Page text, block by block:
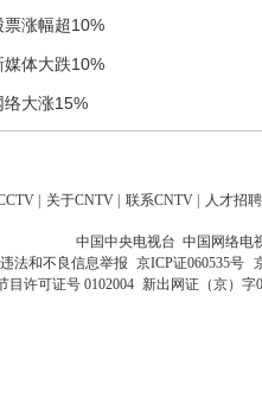
涨幅超10%
体大跌10%
络大涨15%
| 关于CNTV | 联系CNTV | 人才招聘
中国中央电视台 中国网络电
违法和不良信息举报 京ICP证060535号
目许可证号 0102004 新出网证（京）